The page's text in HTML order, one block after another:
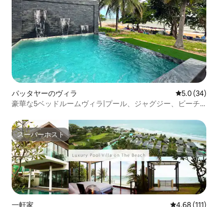
パッタヤーのヴィラ レビュー34
5.0 (34)
豪華な5ベッドルームヴィラ|プール、ジャグジー、ビーチ
スーパーホスト
スーパーホスト
一軒家 レビュー111
4.68 (111)